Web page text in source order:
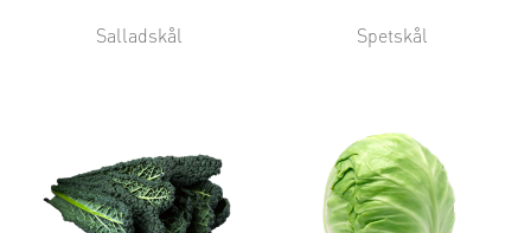
Salladskål Spetskål